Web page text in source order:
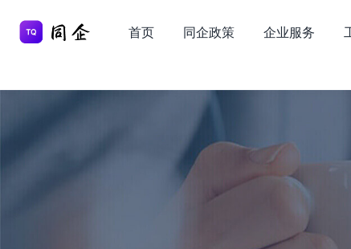
首页 同企政策 企业服务